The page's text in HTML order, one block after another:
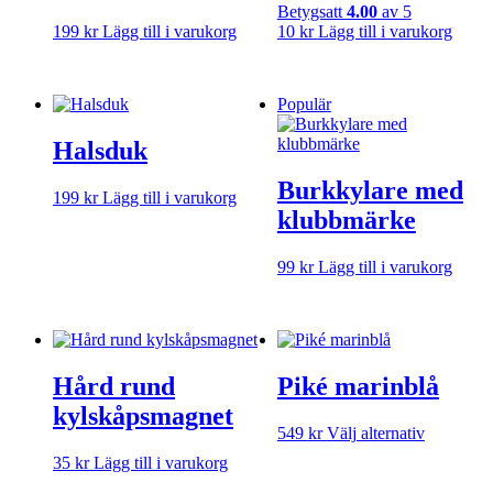
199 kr Lägg till i varukorg
Betygsatt4.00av 5
10 kr Lägg till i varukorg
Halsduk
199 kr Lägg till i varukorg
Populär
Burkkylare med
klubbmärke
99 kr Lägg till i varukorg
Hård rund
kylskåpsmagnet
35 kr Lägg till i varukorg
Piké marinblå
549 kr Välj alternativDen